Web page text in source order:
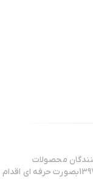
محصولات
روشنایی و لوازم تزئینی و دکوراسیون منزل, از سال 1397بصورت حرفه ای اقدام